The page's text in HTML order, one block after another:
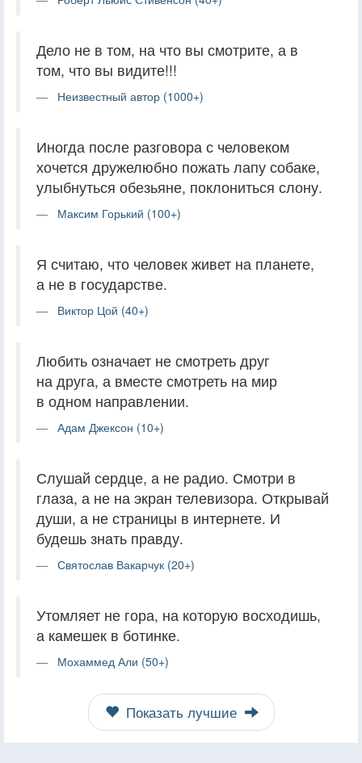
Дело не в том, на что вы смотрите, а в
том, что вы видите!!!
Неизвестный автор (1000+)
Иногда после разговора с человеком
хочется дружелюбно пожать лапу собаке,
улыбнуться обезьяне, поклониться слону.
Максим Горький (100+)
Я считаю, что человек живет на планете,
а не в государстве.
Виктор Цой (40+)
Любить означает не смотреть друг
на друга, а вместе смотреть на мир
в одном направлении.
Адам Джексон (10+)
Слушай сердце, а не радио. Смотри в
глаза, а не на экран телевизора. Открывай
души, а не страницы в интернете. И
будешь знать правду.
Святослав Вакарчук (20+)
Утомляет не гора, на которую восходишь,
а камешек в ботинке.
Мохаммед Али (50+)
Показать лучшие